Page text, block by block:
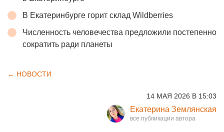
В Екатеринбурге горит склад Wildberries
Численность человечества предложили постепенно
сократить ради планеты
← НОВОСТИ
14 МАЯ 2026 В 15:03
Екатерина Землянская